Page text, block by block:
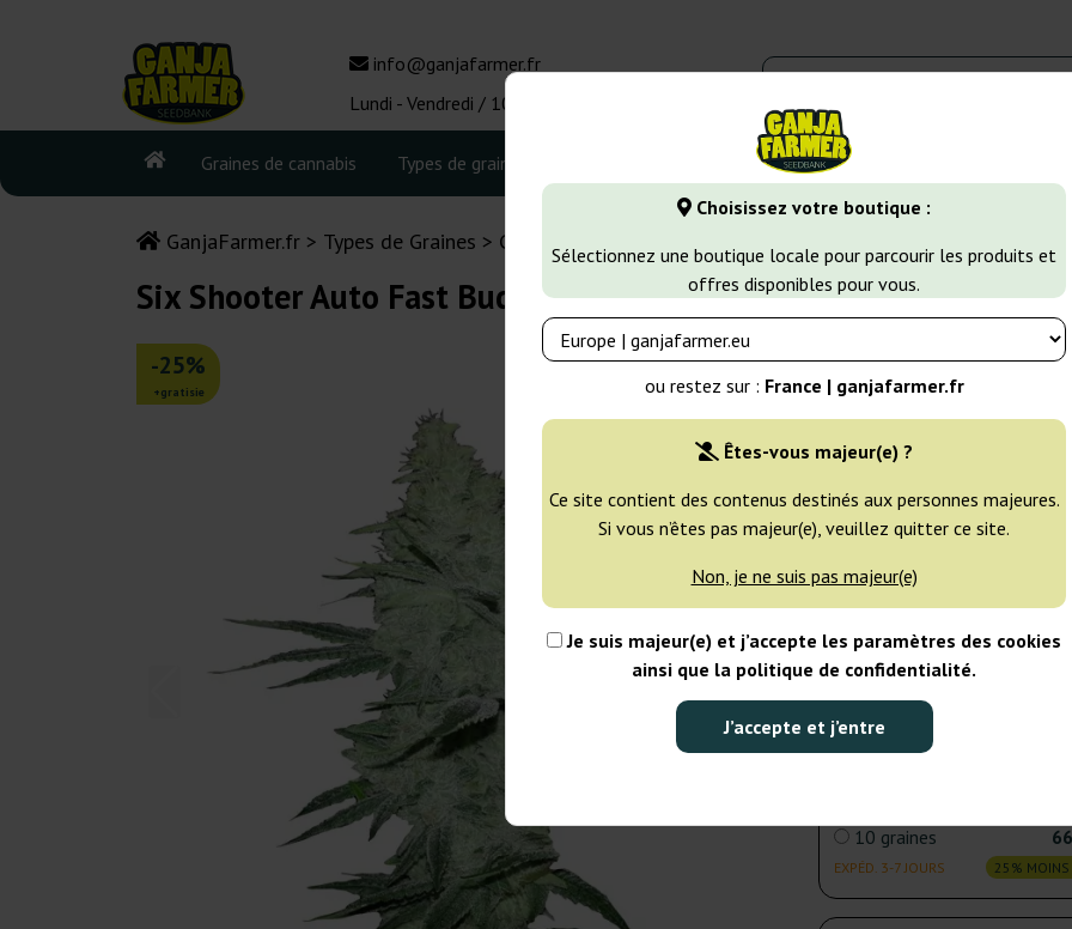
Choisissez votre boutique :
Sélectionnez une boutique locale pour parcourir les produits et
offres disponibles pour vous.
ou restez sur : France | ganjafarmer.fr
Êtes-vous majeur(e) ?
Ce site contient des contenus destinés aux personnes majeures.
Si vous n’êtes pas majeur(e), veuillez quitter ce site.
Non, je ne suis pas majeur(e)
Je suis majeur(e) et j’accepte les paramètres des cookies
ainsi que la politique de confidentialité.
J’accepte et j’entre
info@ganjafarmer.fr
Lundi - Vendredi / 10:00 - 16:00
Graines de cannabis Types de graines Variétés de cannabis
GanjaFarmer.fr Types de Graines Graines de Cannabis Sativa
Six Shooter Auto Fast Buds
-25%
+gratisie
Fast Buds
1 graine
NON DISPONIBLE 25% MOINS
3 graines
NON DISPONIBLE 25% MOINS
5 graines
EXPÉD. 3-7 JOURS 25%
10 graines
EXPÉD. 3-7 JOURS 25% MOINS